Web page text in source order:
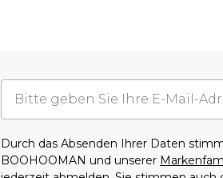
Durch das Absenden Ihrer Daten
BOOHOOMAN und unserer